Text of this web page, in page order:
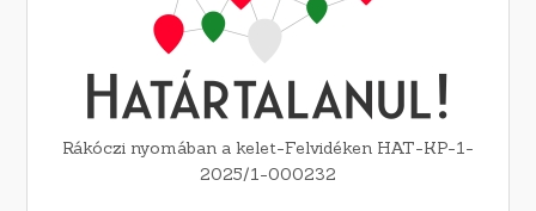
Rákóczi nyomában a kelet-Felvidéken HAT-KP-1-
2025/1-000232